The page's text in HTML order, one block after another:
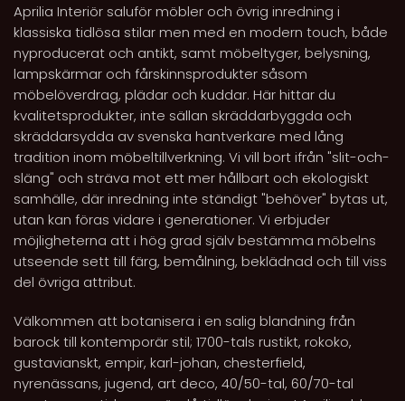
Aprilia Interiör saluför möbler och övrig inredning i
klassiska tidlösa stilar men med en modern touch, både
nyproducerat och antikt, samt möbeltyger, belysning,
lampskärmar och fårskinnsprodukter såsom
möbelöverdrag, plädar och kuddar. Här hittar du
kvalitetsprodukter, inte sällan skräddarbyggda och
skräddarsydda av svenska hantverkare med lång
tradition inom möbeltillverkning. Vi vill bort ifrån "slit-och-
släng" och sträva mot ett mer hållbart och ekologiskt
samhälle, där inredning inte ständigt "behöver" bytas ut,
utan kan föras vidare i generationer. Vi erbjuder
möjligheterna att i hög grad själv bestämma möbelns
utseende sett till färg, bemålning, beklädnad och till viss
del övriga attribut.
Välkommen att botanisera i en salig blandning från
barock till kontemporär stil; 1700-tals rustikt, rokoko,
gustavianskt, empir, karl-johan, chesterfield,
nyrenässans, jugend, art deco, 40/50-tal, 60/70-tal